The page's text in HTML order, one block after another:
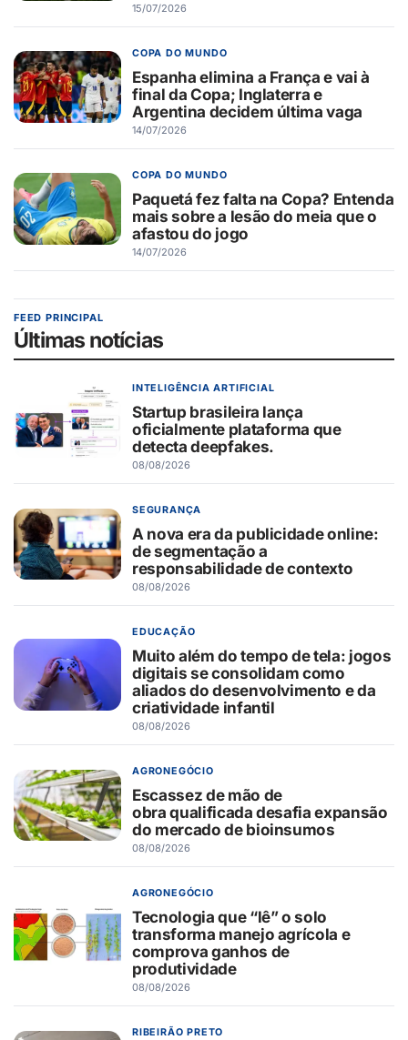
15/07/2026
COPA DO MUNDO
Espanha elimina a França e vai à
final da Copa; Inglaterra e
Argentina decidem última vaga
14/07/2026
COPA DO MUNDO
Paquetá fez falta na Copa? Entenda
mais sobre a lesão do meia que o
afastou do jogo
14/07/2026
FEED PRINCIPAL
Últimas notícias
INTELIGÊNCIA ARTIFICIAL
Startup brasileira lança
oficialmente plataforma que
detecta deepfakes.
08/08/2026
SEGURANÇA
A nova era da publicidade online:
de segmentação a
responsabilidade de contexto
08/08/2026
EDUCAÇÃO
Muito além do tempo de tela: jogos
digitais se consolidam como
aliados do desenvolvimento e da
criatividade infantil
08/08/2026
AGRONEGÓCIO
Escassez de mão de
obra qualificada desafia expansão
do mercado de bioinsumos
08/08/2026
AGRONEGÓCIO
Tecnologia que “lê” o solo
transforma manejo agrícola e
comprova ganhos de
produtividade
08/08/2026
RIBEIRÃO PRETO